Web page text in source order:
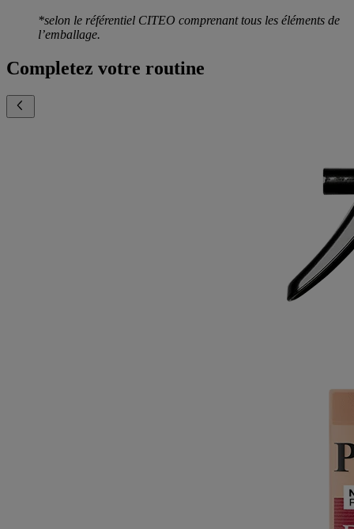
*selon le référentiel CITEO comprenant tous les éléments de
l’emballage.
Completez votre routine